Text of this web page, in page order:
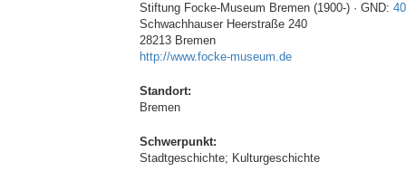
Stiftung Focke-Museum Bremen (1900-) · GND:
Schwachhauser Heerstraße 240
28213 Bremen
http://www.focke-museum.de
Standort:
Bremen
Schwerpunkt:
Stadtgeschichte; Kulturgeschichte